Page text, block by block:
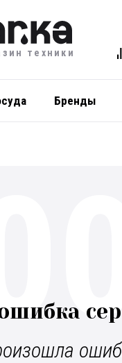
техники
Бренды